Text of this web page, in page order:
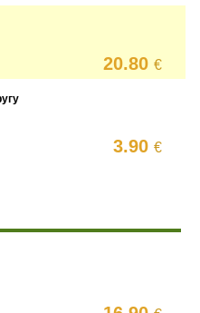
20.80€
3.90€